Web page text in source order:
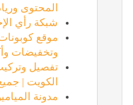
المحتوى
شبكة رأي
موقع
وتخفيضات
تفصيل
الكويت |
مدونة